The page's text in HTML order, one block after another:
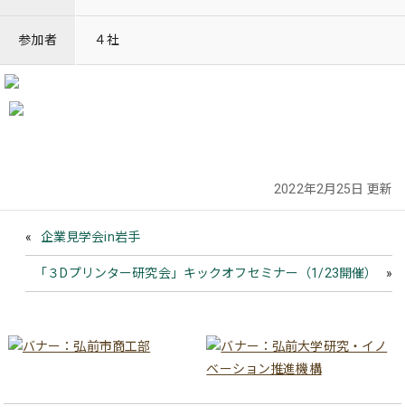
参加者 ４社
2022年2月25日 更新
企業見学会in岩手
「３Dプリンター研究会」キックオフセミナー（1/23開催）